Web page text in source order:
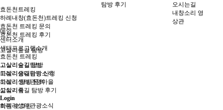
효돈천트레킹
하례내창(효돈천)트레킹 신청
효돈천 트레킹 문의
효돈천 트레킹 후기
고살리숲길 탐방
고살리숲길탐방
고살리숲길탐방 신청
고살리 탐방 문의
고살리숲길 탐방 후기
하례리생태관광소식
탐방 후기
오시는길
내창소리 영
상관
메인
센터소개
생태프로그램소개
효돈천 트레킹
고살리숲길 탐방
하례리생태관광소식
하례리생태관광마을
삶의기록
Login
회원 로그인